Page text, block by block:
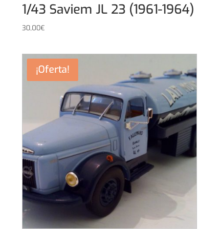
1/43 Saviem JL 23 (1961-1964)
30,00€
¡Oferta!